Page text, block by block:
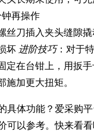
再操作
丝刀插入夹头缝隙
坏 进阶技巧：对于
定在台钳上，用扳
施加更大扭矩。
具体功能？爱采购
可以参考。快来看看